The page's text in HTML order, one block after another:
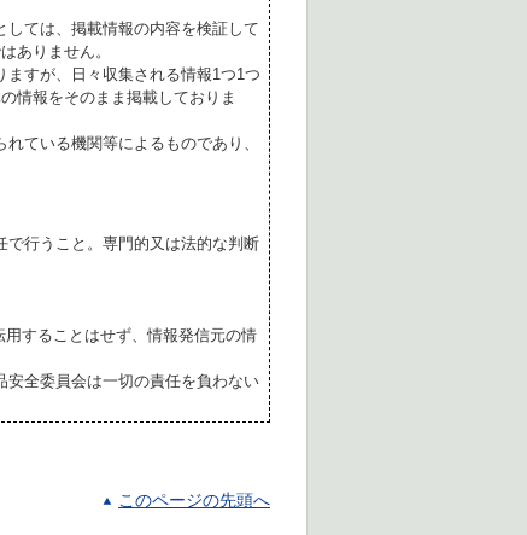
ては、掲載情報の内容を検証して
ありません。
すが、日々収集される情報1つ1つ
情報をそのまま掲載しておりま
ている機関等によるものであり、
行うこと。専門的又は法的な判断
することはせず、情報発信元の情
全委員会は一切の責任を負わない
このページの先頭へ